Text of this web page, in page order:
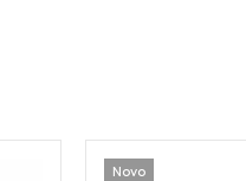
Novo